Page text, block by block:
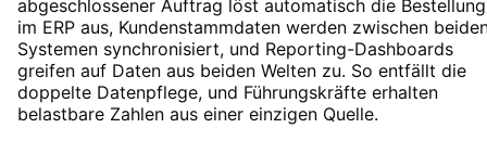
abgeschlossener Auftrag löst automatisch die Bestellung
im ERP aus, Kundenstammdaten werden zwischen
Systemen synchronisiert, und Reporting-Dashboards
greifen auf Daten aus beiden Welten zu. So entfällt die
doppelte Datenpflege, und Führungskräfte erhalten
belastbare Zahlen aus einer einzigen Quelle.